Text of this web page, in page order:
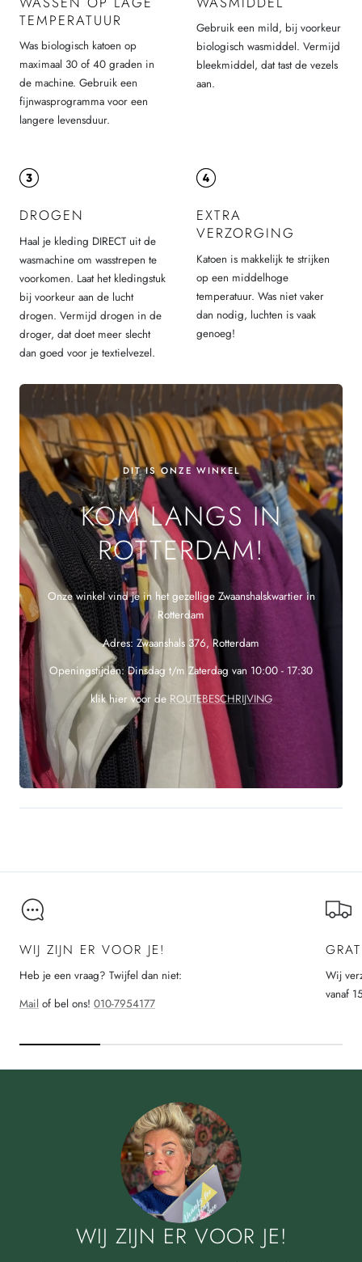
TEMPERATUUR
Was biologisch katoen op
maximaal 30 of 40 graden in
de machine. Gebruik een
fijnwasprogramma voor een
langere levensduur.
Gebruik een mild, bij voorkeur
biologisch wasmiddel. Vermijd
bleekmiddel, dat tast de vezels
aan.
DROGEN
Haal je kleding DIRECT uit de
wasmachine om wasstrepen te
voorkomen. Laat het kledingstuk
bij voorkeur aan de lucht
drogen. Vermijd drogen in de
droger, dat doet meer slecht
dan goed voor je textielvezel.
EXTRA
VERZORGING
Katoen is makkelijk te strijken
op een middelhoge
temperatuur. Was niet vaker
dan nodig, luchten is vaak
genoeg!
DIT IS ONZE WINKEL
KOM LANGS IN
ROTTERDAM!
Onze winkel vind je in het gezellige Zwaanshalskwartier in
Rotterdam
Adres: Zwaanshals 376, Rotterdam
Openingstijden: Dinsdag t/m Zaterdag van 10:00 - 17:30
klik hier voor de ROUTEBESCHRIJVING
WIJ ZIJN ER VOOR JE!
Heb je een vraag? Twijfel dan niet:
Mail of bel ons! 010-7954177
Wij
vanaf
WIJ ZIJN ER VOOR JE!